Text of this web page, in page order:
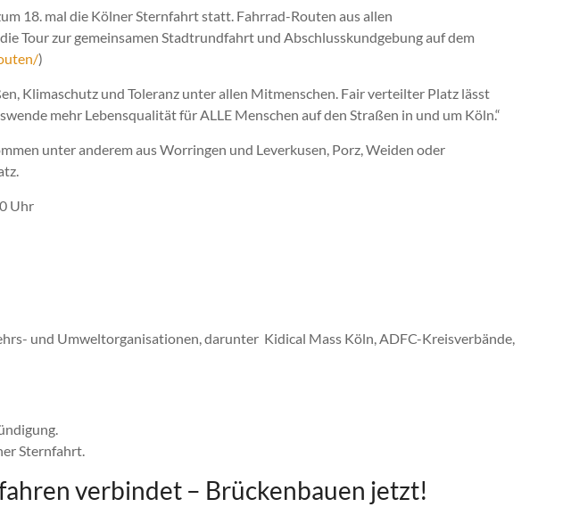
18. mal die Kölner Sternfahrt statt. Fahrrad-Routen aus allen
Tour zur gemeinsamen Stadtrundfahrt und Abschlusskundgebung auf dem
)
Klimaschutz und Toleranz unter allen Mitmenschen. Fair verteilter Platz lässt
mehr Lebensqualität für ALLE Menschen auf den Straßen in und um Köln.“
unter anderem aus Worringen und Leverkusen, Porz, Weiden oder
Uhr
und Umweltorganisationen, darunter Kidical Mass Köln, ADFC-Kreisverbände,
Sternfahrt.
verbindet – Brückenbauen jetzt!